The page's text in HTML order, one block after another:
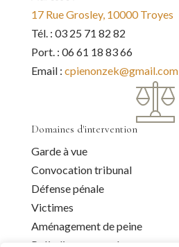
17 Rue Grosley, 10000 Troyes
Tél. : 03 25 71 82 82
Port. : 06 61 18 83 66
Email : cpienonzek@gmail.com
Domaines d'intervention
Garde à vue
Convocation tribunal
Défense pénale
Victimes
Aménagement de peine